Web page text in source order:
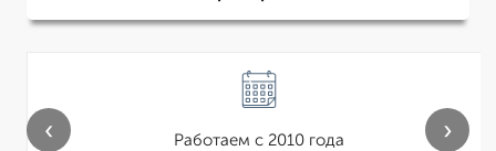
Работаем с 2010 года
‹ ›